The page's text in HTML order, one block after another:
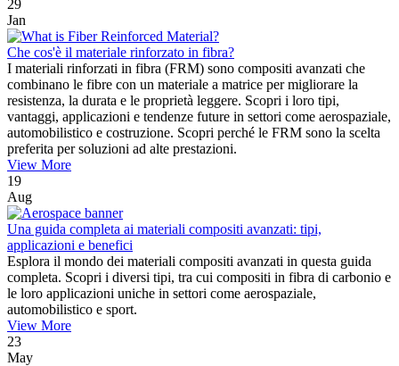
29
Jan
Che cos'è il materiale rinforzato in fibra?
I materiali rinforzati in fibra (FRM) sono compositi avanzati che
combinano le fibre con un materiale a matrice per migliorare la
resistenza, la durata e le proprietà leggere. Scopri i loro tipi,
vantaggi, applicazioni e tendenze future in settori come aerospaziale,
automobilistico e costruzione. Scopri perché le FRM sono la scelta
preferita per soluzioni ad alte prestazioni.
View More
19
Aug
Una guida completa ai materiali compositi avanzati: tipi,
applicazioni e benefici
Esplora il mondo dei materiali compositi avanzati in questa guida
completa. Scopri i diversi tipi, tra cui compositi in fibra di carbonio e
le loro applicazioni uniche in settori come aerospaziale,
automobilistico e sport.
View More
23
May